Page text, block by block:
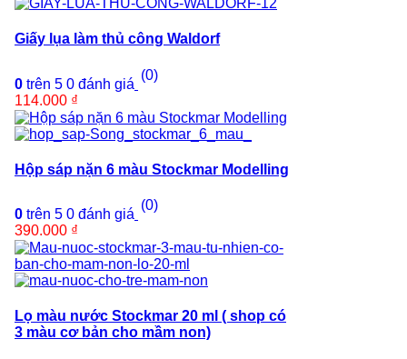
Giấy lụa làm thủ công Waldorf
0 trên 5 0 đánh giá
(0)
114.000 ₫
Hộp sáp nặn 6 màu Stockmar Modelling
0 trên 5 0 đánh giá
(0)
390.000 ₫
Lọ màu nước Stockmar 20 ml ( shop có
3 màu cơ bản cho mầm non)